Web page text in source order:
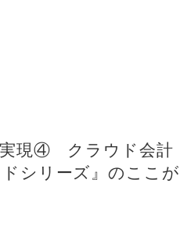
実現④ クラウド会計
シリーズ』のここが